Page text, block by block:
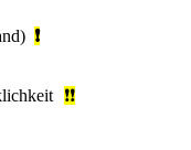
❗
❗❗